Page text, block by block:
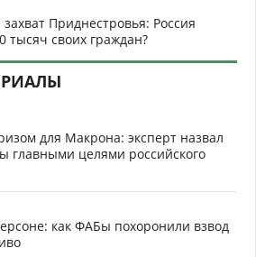
Приднестровья: Россия
тысяч своих граждан?
для Макрона: эксперт назвал
главными целями российского
как ФАБы похоронили взвод